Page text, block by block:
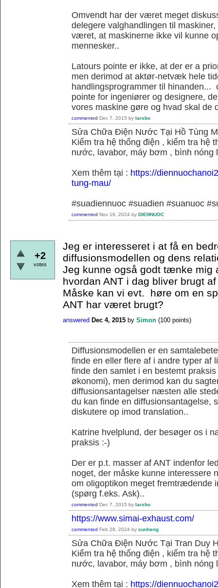
Omvendt har der været meget
delegere valghandlingen til
været, at maskinerne ikke vil kunne
mennesker..
Latours pointe er ikke, at der er a
men derimod at aktør-netvæk hele
handlingsprogrammer til hinanden...
pointe for ingeniører og designere,
vores maskine gøre og hvad skal de
commented Dec 7, 2015 by larsbo
Sửa Chữa Điện Nước Tại Hồ Tùng
Kiểm tra hệ thống điện , kiểm tra hệ
nước, lavabor, máy bơm , bình nóng
Xem thêm tại : https://
tung-mau/
#suadiennuoc #suadien #suanuoc
commented Nov 16, 2024 by DIENNUOC
+2
votes
Jeg er interesseret i at få en
diffusionsmodellen og dens
Jeg kunne også godt tænke mig
hvordan ANT i dag bliver brugt
Måske kan vi evt. høre om en
ANT har været brugt?
answered Dec 4, 2015 by Simon (100 points)
Diffusionsmodellen er en
finde en eller flere af i andre typer af
finde den samlet i en bestemt
økonomi), men derimod kan du
diffusionsantagelser næsten alle
du kan finde en diffusionsantagelse,
diskutere op imod translation..
Katrine hvelplund, der besøger os i
praksis :-)
Der er p.t. masser af ANT indenfor
noget, der måske kunne interessere
om oligoptikon meget fremtrædende
(spørg f.eks. Ask)..
commented Dec 7, 2015 by larsbo
https://www.simai-exhaust.com/
commented Feb 28, 2024 by xunheng
Sửa Chữa Điện Nước Tại Tran Duy
Kiểm tra hệ thống điện , kiểm tra hệ
nước, lavabor, máy bơm , bình nóng
Xem thêm tại : https://